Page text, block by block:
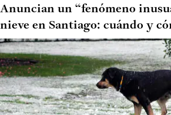
Anuncian un “fenómeno
nieve en Santiago: cuándo y